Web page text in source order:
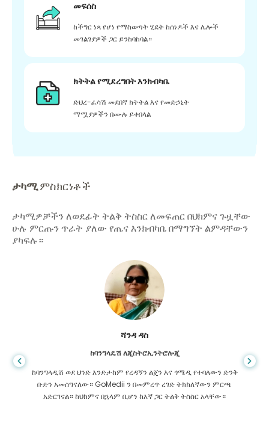
መፍሰስ
ከችግር ነጻ የሆነ የማስወጣት ሂደት ከሰነዶች እና ሌሎች
መገልገያዎች ጋር ይንከባከባል።
ክትትል የሚደረግበት እንክብካቤ
ድህረ-ፈሳሽ መደበኛ ክትትል እና የመድኃኒት
ማሟያዎችን በሙሉ ይቀበላል
ታካሚምስክርነቶች
ታካሚዎቻችን ለወደፊት ትልቅ ትስስር ለመፍጠር በህክምና ጉዟቸው
ሁሉ ምርጡን ጥራት ያለው የጤና እንክብካቤ በማግኘት ልምዳቸውን
ያካፍሉ።
ሻንዳ ዳስ
ከባንግላዴሽ ለጂስትሮኢንትሮሎጂ
ከባንግላዲሽ ወደ ህንድ እንድታከም የረዳኝን ልጄን እና ጎሜዲ የተባለውን ድንቅ
ቡድን አመሰግናለው። GoMedii ን በመምረጥ ረገድ ትክክለኛውን ምርጫ
አድርገናል። ከህክምና በኋላም ቢሆን ከእኛ ጋር ትልቅ ትስስር አላቸው።